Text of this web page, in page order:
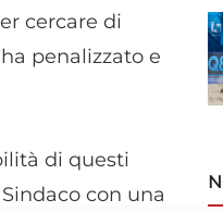
cercare di
penalizzato e
di questi
con una